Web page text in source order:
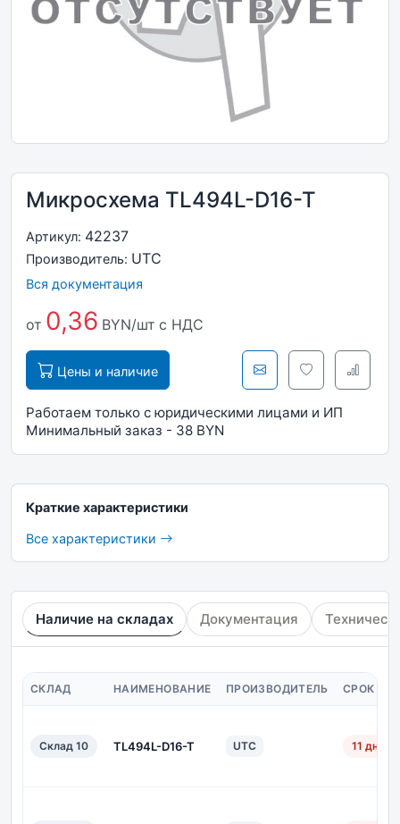
Микросхема TL494L-D16-T
Артикул: 42237
Производитель: UTC
Вся документация
от 0,36 BYN/шт с НДС
Цены и наличие
Работаем только с юридическими лицами и ИП
Минимальный заказ - 38 BYN
Краткие характеристики
Все характеристики
Наличие на складах Документация
СКЛАД НАИМЕНОВАНИЕ ПРОИЗВОДИТЕЛЬ СРОК
Склад 10 TL494L-D16-T UTC 11 дн.